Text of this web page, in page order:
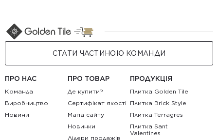
СТАТИ ЧАСТИНОЮ КОМАНДИ
ПРО НАС
Команда
Виробництво
Новини
ПРО ТОВАР
Де купити?
Сертифікат якості
Мапа сайту
Новинки
Лідери продажів
ПРОДУКЦІЯ
Плитка Golden Tile
Плитка Brick Style
Плитка Terragres
Плитка Sant
Valentines